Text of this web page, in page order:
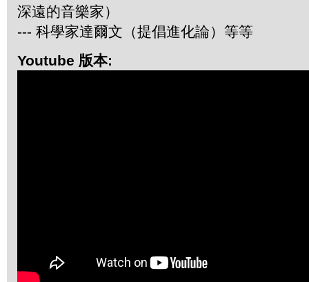
深遠的音樂家）
--- 科學家達爾文（提倡進化論）等等
Youtube 版本: